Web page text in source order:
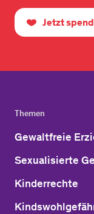
Jetzt
Themen
Gewaltfreie
Sexualisierte
Kinderrechte